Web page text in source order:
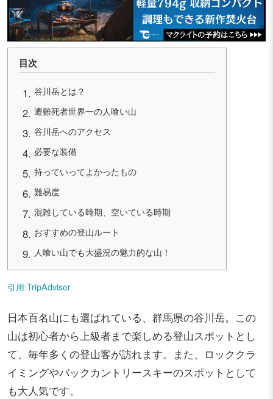
目次
谷川岳とは？
遭難死者世界一の人喰い山
谷川岳へのアクセス
必要な装備
持っていってよかったもの
難易度
混雑している時期、空いている時期
おすすめの登山ルート
人喰い山でも大盛況の魅力的な山！
引用:TripAdvisor
日本百名山にも選ばれている、群馬県の谷川岳。この
山は初心者から上級者まで楽しめる登山スポットとし
て、毎年多くの登山客が訪れます。また、ロッククラ
イミングやバックカントリースキーのスポットとして
も大人気です。